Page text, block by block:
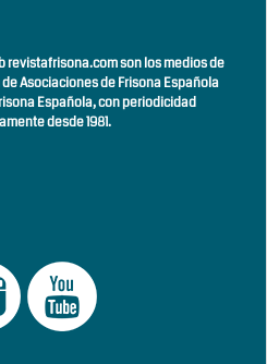
revistafrisona.com son los medios de
Asociaciones de Frisona Española
Española, conperiodicidad
desde 1981.